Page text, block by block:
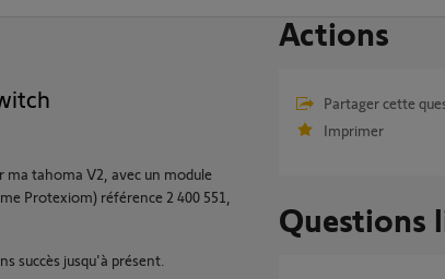
ma tahoma V2, avec un module
Protexiom) référence 2 400 551,
succès jusqu'à présent.
Actions
Partager cette
Imprimer
Questions